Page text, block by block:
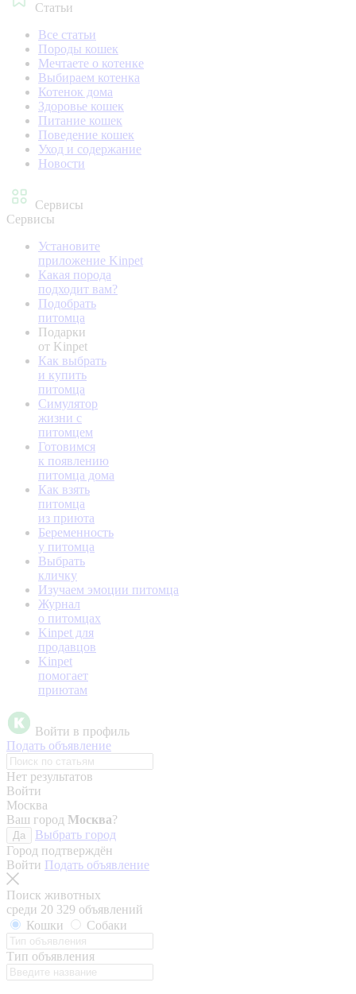
Статьи
Все статьи
Породы кошек
Мечтаете о котенке
Выбираем котенка
Котенок дома
Здоровье кошек
Питание кошек
Поведение кошек
Уход и содержание
Новости
Сервисы
Сервисы
Установите
приложение Kinpet
Какая порода
подходит вам?
Подобрать
питомца
Подарки
от Kinpet
Как выбрать
и купить
питомца
Симулятор
жизни с
питомцем
Готовимся
к появлению
питомца дома
Как взять
питомца
из приюта
Беременность
у питомца
Выбрать
кличку
Изучаем эмоции питомца
Журнал
о питомцах
Kinpet для
продавцов
Kinpet
помогает
приютам
Войти в профиль
Подать объявление
Нет результатов
Войти
Москва
Ваш город Москва?
Да
Выбрать город
Город подтверждён
Войти Подать объявление
Поиск животных
среди 20 329 объявлений
Кошки
Собаки
Тип объявления